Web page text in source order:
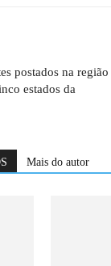
postados na região
estados da
Mais do autor